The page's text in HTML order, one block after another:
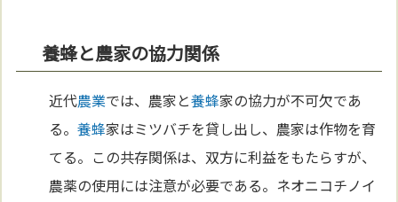
養蜂と農家の協力関係
近代農業では、農家と養蜂家の協力が不可欠であ
る。養蜂家はミツバチを貸し出し、農家は作物を育
てる。この共存関係は、双方に利益をもたらすが、
農薬の使用には注意が必要である。ネオニコチノイ